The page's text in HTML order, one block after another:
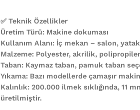
✅ Teknik Özellikler
Üretim Türü: Makine dokuması
Kullanım Alanı: İç mekan – salon,
Malzeme: Polyester, akrilik,
Taban: Kaymaz taban, pamuk taban
Yıkama: Bazı modellerde çamaşır
Kalınlık: 200.000 ilmek sıklığında,
üretilmiştir.